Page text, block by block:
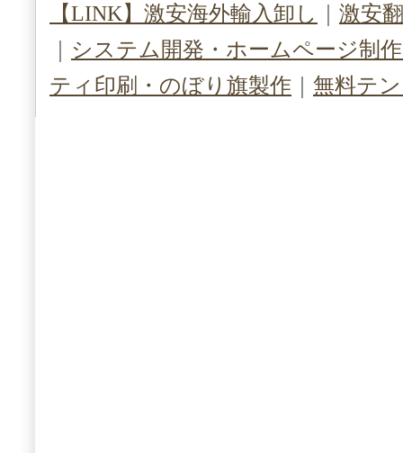
【LINK】激安海外輸入卸し
激安
システム開発・ホームページ制
ティ印刷・のぼり旗製作
無料テ